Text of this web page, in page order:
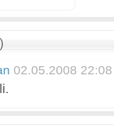
02.05.2008 22:08